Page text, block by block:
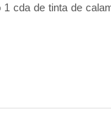
cda de tinta de